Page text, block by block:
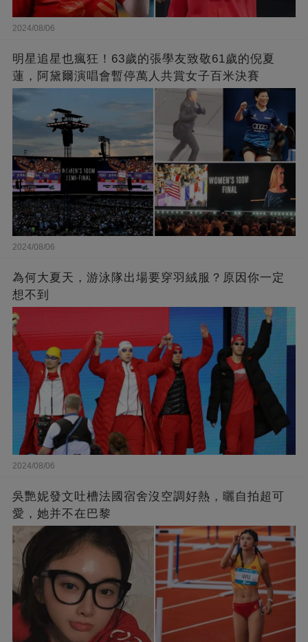
2024/08/06
明星追星也瘋狂！63歲的張學友致敬61歲的倪夏
蓮，阿黛爾演唱會暫停萬人共賞女子百米決賽
2024/08/06
為何大夏天，游泳隊出場要穿羽絨服？原因你一定
想不到
2024/08/06
吳艷妮發文吐槽法國宿舍沒空調好熱，曬自拍超可
愛，她并不在巴黎